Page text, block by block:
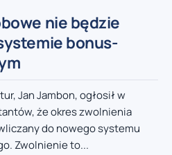
nie będzie
bonus-
Jan Jambon, ogłosił w
że okres zwolnienia
do nowego systemu
Zwolnienie to...